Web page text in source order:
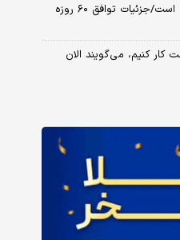
العربیه: توافق بازگشایی تنگه هرمز در راه است/جزئیات توافق ۶۰ روزه
کار کنیم، می‌گویند الان